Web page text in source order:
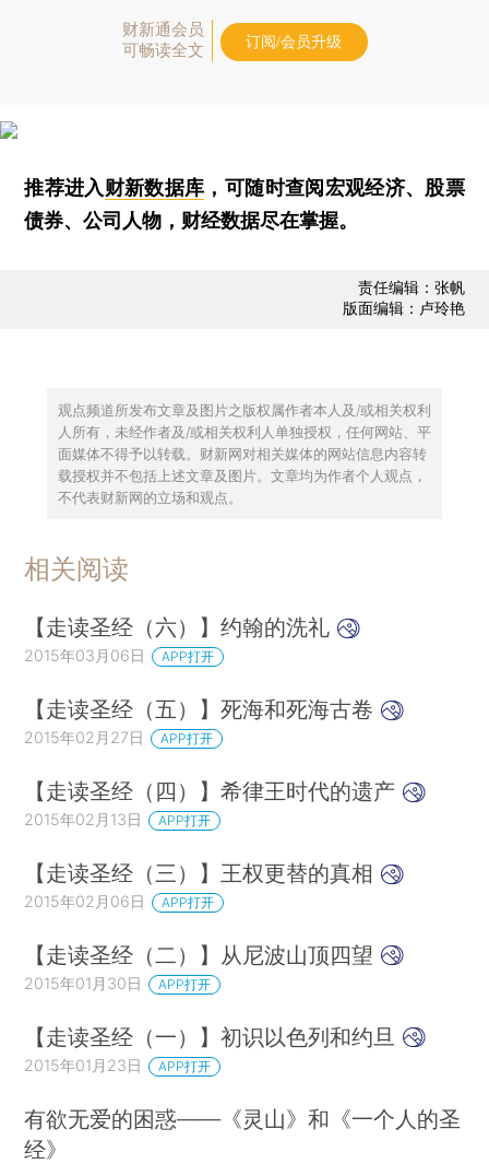
财新通会员
可畅读全文
订阅/会员升级
推荐进入财新数据库 ，可随时查阅宏观经济、股票
债券、公司人物，财经数据尽在掌握。
责任编辑：张帆
版面编辑：卢玲艳
观点频道所发布文章及图片之版权属作者本人及/或相关权利
人所有，未经作者及/或相关权利人单独授权，任何网站、平
面媒体不得予以转载。财新网对相关媒体的网站信息内容转
载授权并不包括上述文章及图片。文章均为作者个人观点，
不代表财新网的立场和观点。
相关阅读
【走读圣经（六）】约翰的洗礼
2015年03月06日 APP打开
【走读圣经（五）】死海和死海古卷
2015年02月27日 APP打开
【走读圣经（四）】希律王时代的遗产
2015年02月13日 APP打开
【走读圣经（三）】王权更替的真相
2015年02月06日 APP打开
【走读圣经（二）】从尼波山顶四望
2015年01月30日 APP打开
【走读圣经（一）】初识以色列和约旦
2015年01月23日 APP打开
有欲无爱的困惑——《灵山》和《一个人的圣
经》